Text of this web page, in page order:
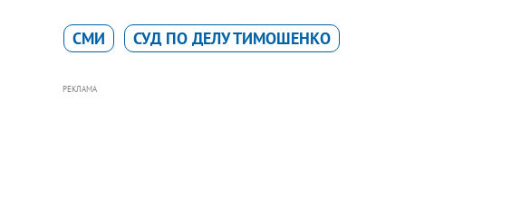
СМИ СУД ПО ДЕЛУ ТИМОШЕНКО
РЕКЛАМА